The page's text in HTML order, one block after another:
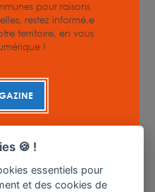
Accessibilité
pour raisons
restez informé.e
territoire, en vous
!
🍪 !
essentiels pour
et des cookies de